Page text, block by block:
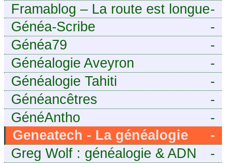
-
Framablog – La route est longue
mais la voie est libre…
-
Généa-Scribe
-
Généa79
-
Généalogie Aveyron
-
Généalogie Tahiti
-
Généancêtres
-
GénéAntho
-
Geneatech - La généalogie
numérique à portée de tous
-
Greg Wolf : généalogie & ADN